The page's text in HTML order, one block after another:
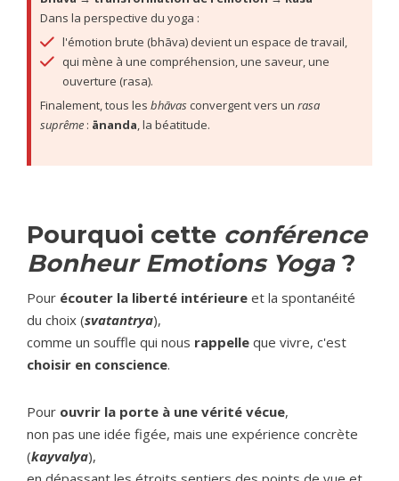
Dans la perspective du yoga :
l'émotion brute (bhāva) devient un espace de travail,
qui mène à une compréhension, une saveur, une
ouverture (rasa).
Finalement, tous les bhāvas convergent vers un rasa
suprême : ānanda, la béatitude.
Pourquoi cette conférence
Bonheur Emotions Yoga?
Pour écouter la liberté intérieure et la spontanéité
du choix (svatantrya),
comme un souffle qui nous rappelle que vivre, c'est
choisir en conscience.
Pour ouvrir la porte à une vérité vécue,
non pas une idée figée, mais une expérience concrète
(kayvalya),